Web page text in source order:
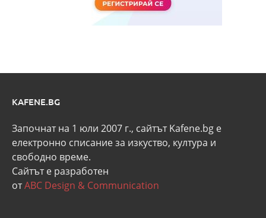
KAFENE.BG
Започнат на 1 юли 2007 г., сайтът Kafene.bg e
eлектронно списание за изкуство, култура и
свободно време.
Сайтът е разработен
отABC Design & Communication